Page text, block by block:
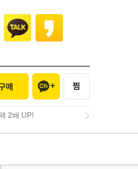
2배 UP!
2배 UP!